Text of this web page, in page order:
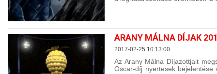
ARANY MÁLNA DÍJAK
2017-02-25 10:13:00
Az Arany Málna Díjazottjait
Oscar-díj nyertesek